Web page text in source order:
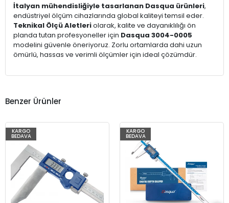
İtalyan mühendisliğiyle tasarlanan Dasqua ürünleri,
endüstriyel ölçüm cihazlarında global kaliteyi temsil eder.
Teknikal Ölçü Aletleriolarak, kalite ve dayanıklılığı ön
planda tutan profesyoneller için Dasqua 3004-0005
modelini güvenle öneriyoruz. Zorlu ortamlarda dahi uzun
ömürlü, hassas ve verimli ölçümler için ideal çözümdür.
Benzer Ürünler
KARGO
BEDAVA
KARGO
BEDAVA